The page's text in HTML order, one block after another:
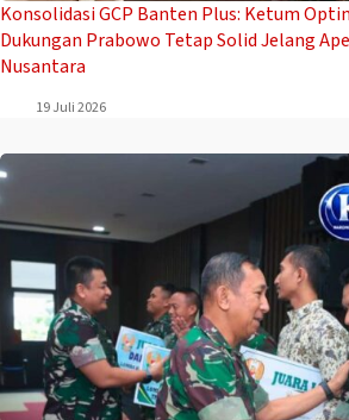
Konsolidasi GCP Banten Plus: Ketum
Dukungan Prabowo Tetap Solid Jelang
Nusantara
19 Juli 2026